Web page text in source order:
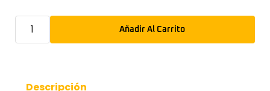
Añadir Al Carrito
Descripción